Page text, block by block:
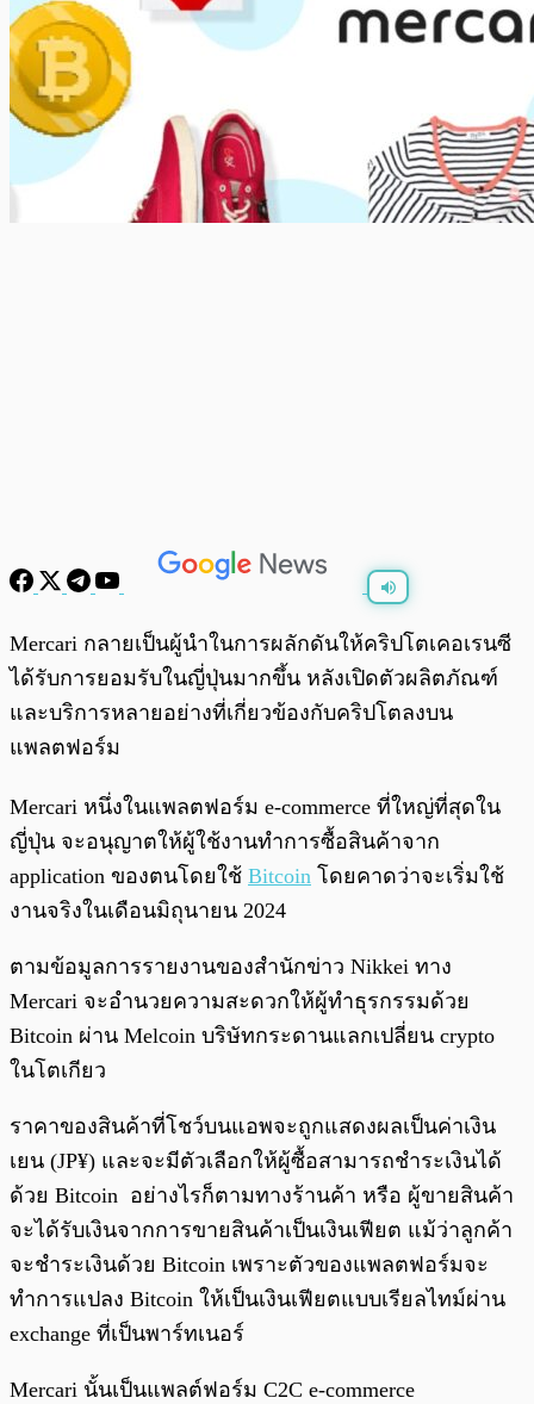
0:00
Mercari กลายเป็นผู้นำในการผลักดันให้คริปโตเคอเรนซี
ได้รับการยอมรับในญี่ปุ่นมากขึ้น หลังเปิดตัวผลิตภัณฑ์
และบริการหลายอย่างที่เกี่ยวข้องกับคริปโตลงบน
แพลตฟอร์ม
Mercari หนึ่งในแพลตฟอร์ม e-commerce ที่ใหญ่ที่สุดใน
ญี่ปุ่น จะอนุญาตให้ผู้ใช้งานทำการซื้อสินค้าจาก
application ของตนโดยใช้ Bitcoin โดยคาดว่าจะเริ่มใช้
งานจริงในเดือนมิถุนายน 2024
ตามข้อมูลการรายงานของสำนักข่าว Nikkei ทาง
Mercari จะอำนวยความสะดวกให้ผู้ทำธุรกรรมด้วย
Bitcoin ผ่าน Melcoin บริษัทกระดานแลกเปลี่ยน crypto
ในโตเกียว
ราคาของสินค้าที่โชว์บนแอพจะถูกแสดงผลเป็นค่าเงิน
เยน (JP¥) และจะมีตัวเลือกให้ผู้ซื้อสามารถชำระเงินได้
ด้วย Bitcoin อย่างไรก็ตามทางร้านค้า หรือ ผู้ขายสินค้า
จะได้รับเงินจากการขายสินค้าเป็นเงินเฟียต แม้ว่าลูกค้า
จะชำระเงินด้วย Bitcoin เพราะตัวของแพลตฟอร์มจะ
ทำการแปลง Bitcoin ให้เป็นเงินเฟียตแบบเรียลไทม์ผ่าน
exchange ที่เป็นพาร์ทเนอร์
Mercari นั้นเป็นแพลต์ฟอร์ม C2C e-commerce